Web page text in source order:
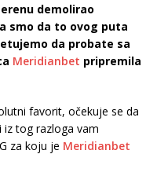
demolirao
smo da to ovog puta
da probate sa
Meridianbet pripremila
favorit, očekuje se da
tog razloga vam
za koju je Meridianbet